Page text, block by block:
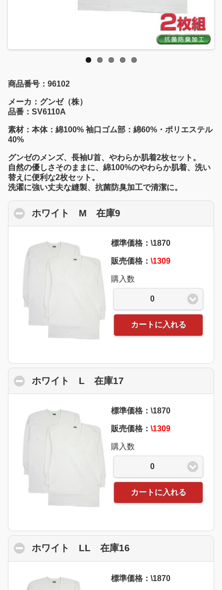
商品番号：96102
メーカ：グンゼ（株）
品番：SV6110A
素材：本体：綿100% 袖口ゴム部：綿60%・ポリエステル
40%
グンゼのメンズ、長袖U首、やわらか肌着2枚セット。
自然の優しさそのままに、綿100%のやわらか肌着、洗い
替えに便利な2枚セット。
洗濯に強い丈夫な縫製、抗菌防臭加工で清潔に。
ホワイト M 在庫9
標準価格：\1870
販売価格： \1309
購入数
0
カートに入れる
ホワイト L 在庫17
標準価格：\1870
販売価格： \1309
購入数
0
カートに入れる
ホワイト LL 在庫16
標準価格：\1870